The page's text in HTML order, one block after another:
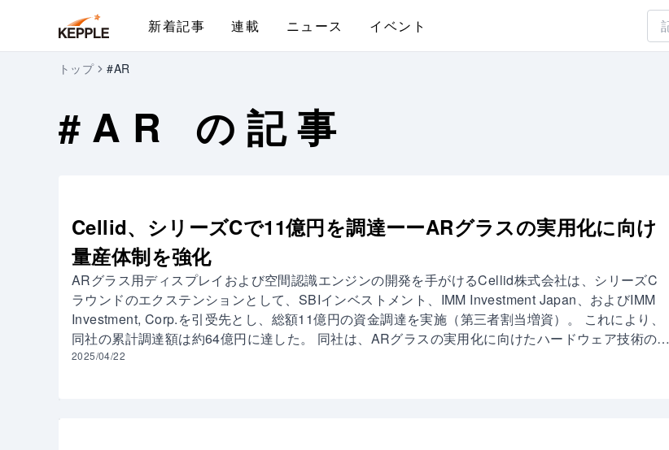
新着記事 連載 ニュース イベント
トップ #AR
# AR の記事
Cellid、シリーズCで11億円を調達ーーARグラスの実用化に向け
量産体制を強化
ARグラス用ディスプレイおよび空間認識エンジンの開発を手がけるCellid株式会社は、シリーズC
ラウンドのエクステンションとして、SBIインベストメント、IMM Investment Japan、およびIMM
Investment, Corp.を引受先とし、総額11億円の資金調達を実施（第三者割当増資）。 これにより、
同社の累計調達額は約64億円に達した。 同社は、ARグラスの実用化に向けたハードウェア技術の開
発に注力している。主力製品には、薄型・軽量で広視野角を持つプラスチック製ウェイブガイドを
2025/04/22